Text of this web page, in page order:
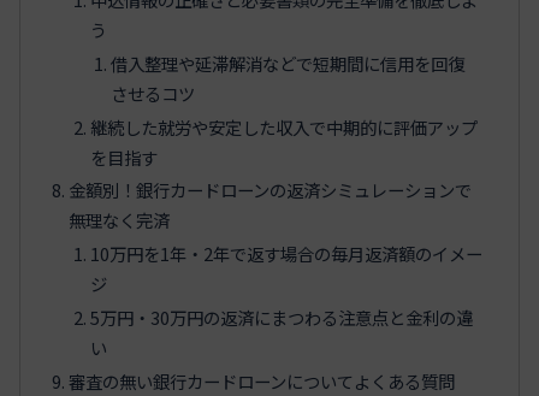
う
借入整理や延滞解消などで短期間に信用を回復
させるコツ
継続した就労や安定した収入で中期的に評価アップ
を目指す
金額別！銀行カードローンの返済シミュレーションで
無理なく完済
10万円を1年・2年で返す場合の毎月返済額のイメー
ジ
5万円・30万円の返済にまつわる注意点と金利の違
い
審査の無い銀行カードローンについてよくある質問